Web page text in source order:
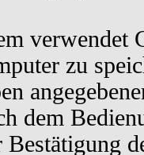
verwendet
zu
dem